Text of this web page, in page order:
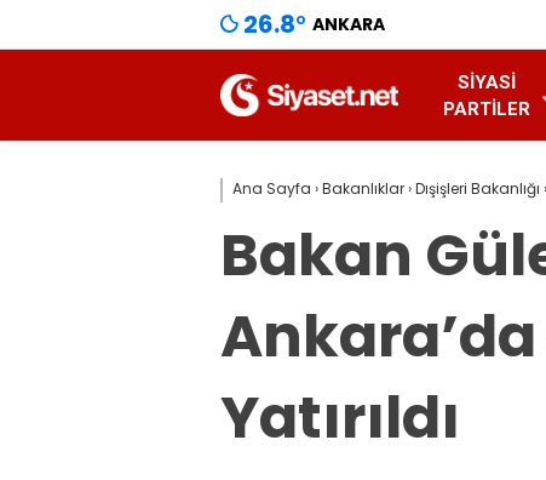
26.8° ANKARA
SIYASI
PARTILER
Ana Sayfa ›Bakanlıklar›Dışişleri Bakanlığı ›
Bakan
Yatırıldı